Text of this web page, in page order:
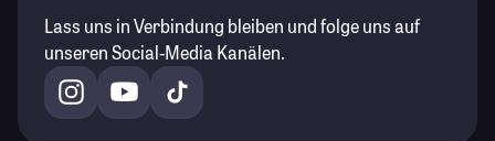
Lass uns in Verbindung bleiben und folge uns auf
unseren Social-Media Kanälen.